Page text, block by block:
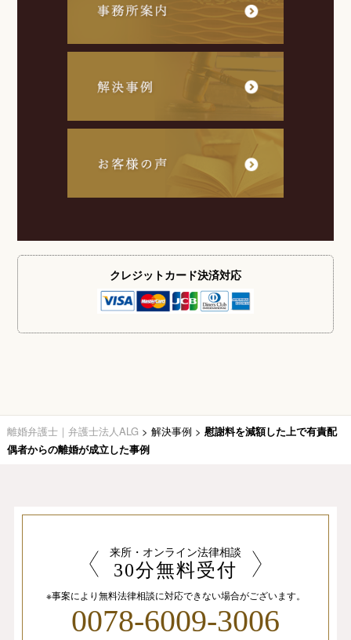
クレジットカード決済対応
離婚弁護士｜弁護士法人ALG > 解決事例 > 慰謝料を減額した上で有責配
偶者からの離婚が成立した事例
来所・オンライン法律相談
30分無料受付
※事案により無料法律相談に対応できない場合がございます。
0078-6009-3006